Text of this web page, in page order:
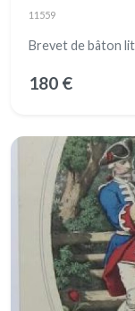
11559
Brevet de bâton
180 €